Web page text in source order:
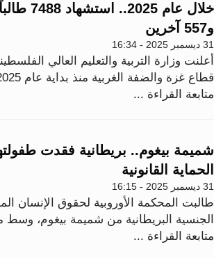
و557 آخرين
31 ديسمبر 2025 - 16:34
أعلنت وزارة التربية والتعليم العالي
قطاع غزة والضفة الغربية منذ بداية عام 2025 أسفر...
متابعة القراءة ...
شميمة بيغوم.. بريطانية فقدت
الحماية القانونية
31 ديسمبر 2025 - 16:15
طالبت المحكمة الأوروبية لحقوق الإنسان
الجنسية البريطانية من شميمة بيغوم،
متابعة القراءة ...